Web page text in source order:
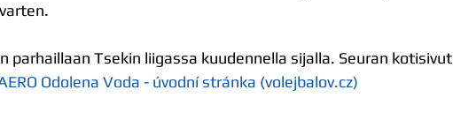
parhaillaan Tsekin liigassa kuudennella sijalla. Seuran kotisivut
Odolena Voda - úvodní stránka (volejbalov.cz)